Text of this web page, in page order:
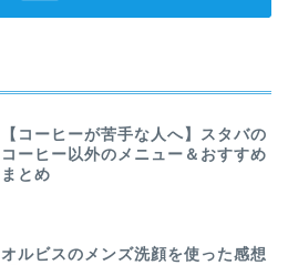
【コーヒーが苦手な人へ】スタバの
コーヒー以外のメニュー＆おすすめ
まとめ
オルビスのメンズ洗顔を使った感想